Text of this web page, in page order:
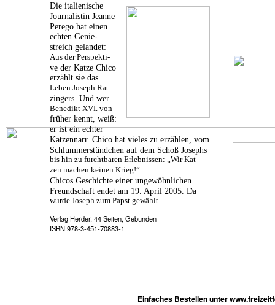
Die italienische
Journalistin Jeanne
Perego hat einen
echten Genie-
streich gelandet:
Aus der Perspekti-
ve der Katze Chico
erzählt sie das
Leben Joseph Rat-
zingers. Und wer
Benedikt XVI. von
früher kennt, weiß:
er ist ein echter
Katzennarr. Chico hat vieles zu erzählen, vom
Schlummerstündchen auf dem Schoß Josephs
bis hin zu furchtbaren Erlebnissen: „Wir Kat-
zen machen keinen Krieg!“
Chicos Geschichte einer ungewöhnlichen
Freundschaft endet am 19. April 2005. Da
wurde Joseph zum Papst gewählt ...
Verlag Herder, 44 Seiten, Gebunden
ISBN 978-3-451-70883-1
Einfaches Bestellen unter